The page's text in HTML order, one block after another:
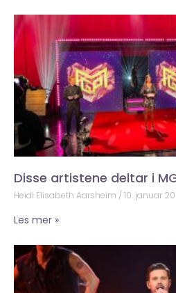
Disse artistene deltar i
Heidi Elisabeth Aarsheim 10. januar
Les mer »